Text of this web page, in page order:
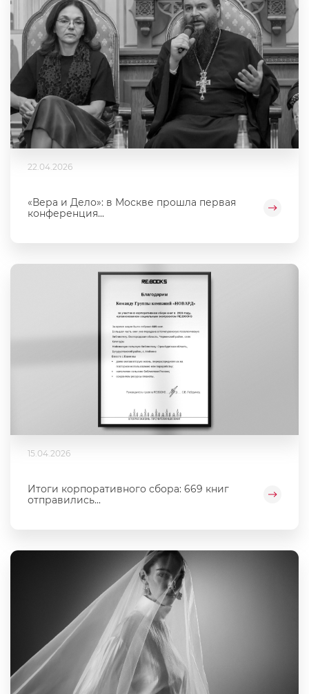
22.04.2026
«Вера и Дело»: в Москве прошла первая
конференция...
15.04.2026
Итоги корпоративного сбора: 669 книг
отправились...